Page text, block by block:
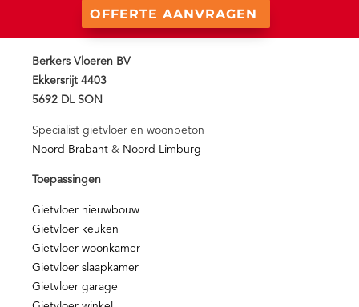
OFFERTE AANVRAGEN
Berkers Vloeren BV
Ekkersrijt 4403
5692 DL SON
Specialist gietvloer en woonbeton
Noord Brabant & Noord Limburg
Toepassingen
Gietvloer nieuwbouw
Gietvloer keuken
Gietvloer woonkamer
Gietvloer slaapkamer
Gietvloer garage